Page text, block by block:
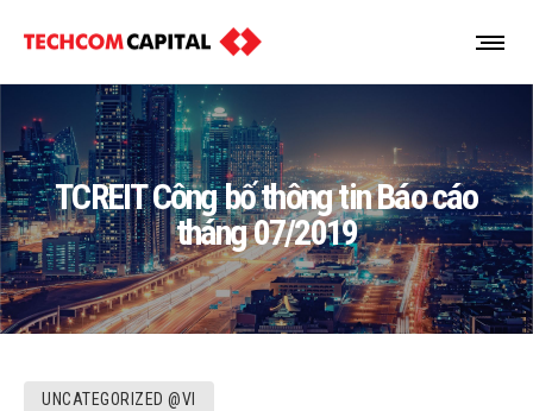
TCREIT Công bố thông tin Báo cáo
tháng 07/2019
UNCATEGORIZED @VI